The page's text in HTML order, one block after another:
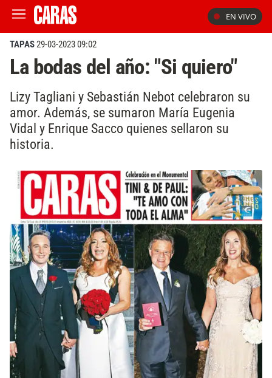
EN VIVO
TAPAS29-03-2023 09:02
La bodas del año: "Si quiero"
Lizy Tagliani y Sebastián Nebot celebraron su
amor. Además, se sumaron María Eugenia
Vidal y Enrique Sacco quienes sellaron su
historia.